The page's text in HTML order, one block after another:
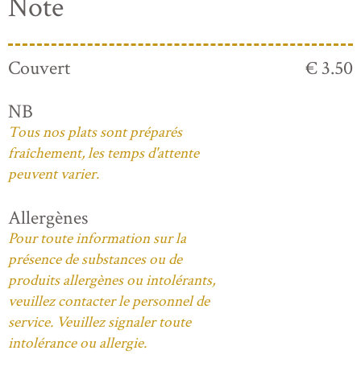
Note
Couvert
€ 3.50
NB
Tous nos plats sont préparés
fraîchement, les temps d'attente
peuvent varier.
Allergènes
Pour toute information sur la
présence de substances ou de
produits allergènes ou intolérants,
veuillez contacter le personnel de
service. Veuillez signaler toute
intolérance ou allergie.